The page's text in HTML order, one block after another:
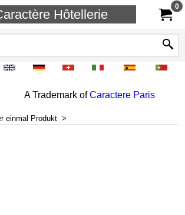
Hôtellerie
0
ofCaractere Paris
einmal Produkt >